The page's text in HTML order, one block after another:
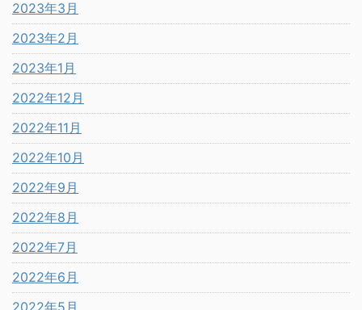
2023年3月
2023年2月
2023年1月
2022年12月
2022年11月
2022年10月
2022年9月
2022年8月
2022年7月
2022年6月
2022年5月